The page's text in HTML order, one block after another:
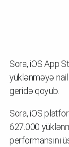
Sora, iOS App
yüklənməyə nail
geridə qoyub.
Sora, iOS
627.000
performansını